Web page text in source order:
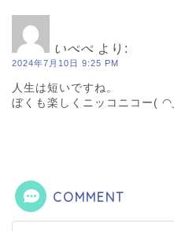
いぺぺ より:
2024年7月10日 9:25 PM
人生は短いですね。
ぼくも楽しくニッコニコー(
COMMENT